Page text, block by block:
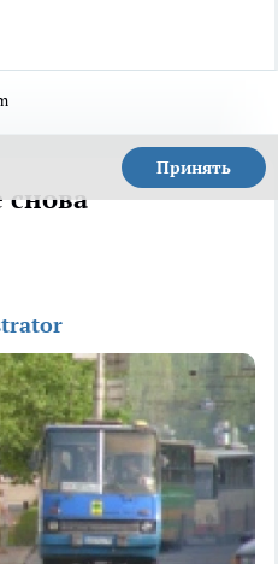
Принять
снова